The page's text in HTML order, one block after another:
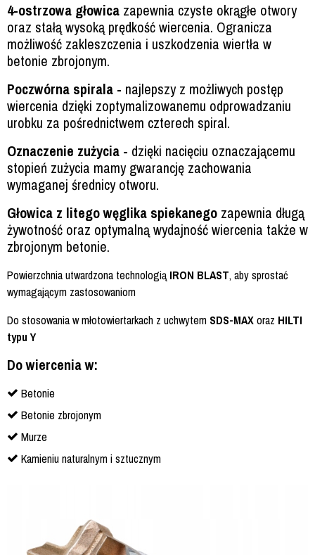
4-ostrzowa głowica zapewnia czyste okrągłe otwory
oraz stałą wysoką prędkość wiercenia. Ogranicza
możliwość zakleszczenia i uszkodzenia wiertła w
betonie zbrojonym.
Poczwórna spirala - najlepszy z możliwych postęp
wiercenia dzięki zoptymalizowanemu odprowadzaniu
urobku za pośrednictwem czterech spiral.
Oznaczenie zużycia - dzięki nacięciu oznaczającemu
stopień zużycia mamy gwarancję zachowania
wymaganej średnicy otworu.
Głowica z litego węglika spiekanego zapewnia długą
żywotność oraz optymalną wydajność wiercenia także w
zbrojonym betonie.
Powierzchnia utwardzona technologią IRON BLAST, aby sprostać
wymagającym zastosowaniom
Do stosowania w młotowiertarkach z uchwytem SDS-MAXoraz HILTI
typu Y
Do wiercenia w:
Betonie
Betonie zbrojonym
Murze
Kamieniu naturalnym i sztucznym